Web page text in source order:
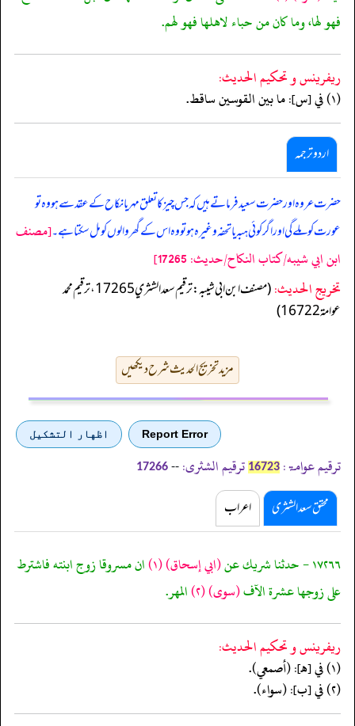
فهو لها، وما كان من حباء لاهلها فهو لهم.
ريفرينس و تحكيم الحدیث:
(١) في [س]: ما بين القوسين ساقط.
اردو ترجمہ
حضرت عروہ اور حضرت سعید فرماتے ہیں کہ جس چیز کا تعلق مہر یا نکاح کے عقد سے ہو وہ تو
عورت کو ملے گی اور اگر کوئی ہبہ یا تحفہ وغیرہ ہو تو وہ اس کے گھر والوں کو مل سکتا ہے۔[مصنف
ابن ابي شيبه/كتاب النكاح/حدیث: 17265]
تخریج الحدیث:
(مصنف ابن ابي شيبه: ترقيم سعد الشثري 17265، ترقيم محمد
عوامة 16722)
مزید تخریج الحدیث شرح دیکھیں
Report Error اظهار التشكيل
ترقیم عوامۃ: 16723 ترقیم الشثری: --
17266
محقق سعد الشثری اعراب
١٧٢٦٦ - حدثنا شريك عن (ابي إسحاق)(١) ان مسروقا زوج ابنته فاشترط
على زوجها عشرة الآف(سوى)(٢) المهر.
ريفرينس و تحكيم الحدیث:
(١) في [هـ]: (أصمعي).
(٢) في [ب]: (سواء).